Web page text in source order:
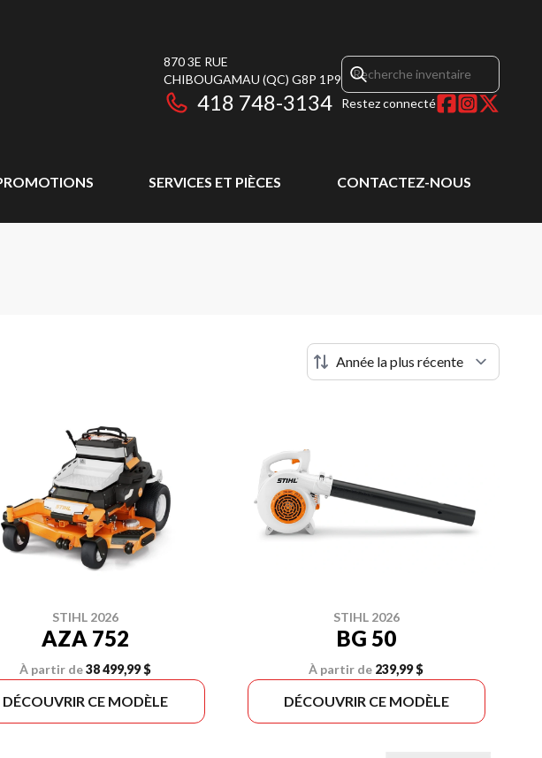
870 3E RUE
CHIBOUGAMAU (QC) G8P 1P9
418 748-3134 Restez connecté
SERVICES ET PIÈCES CONTACTEZ-NOUS
STIHL 2026
AZA 752
À partir de 38 499,99 $
DÉCOUVRIR CE MODÈLE
STIHL 2026
BG 50
À partir de 239,99 $
DÉCOUVRIR CE MODÈLE